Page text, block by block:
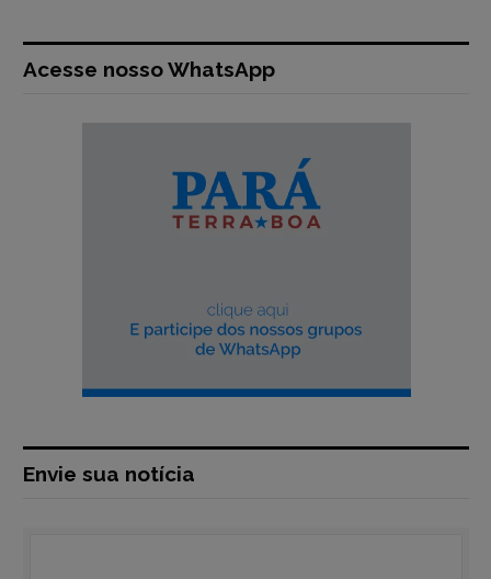
Acesse nosso WhatsApp
Envie sua notícia